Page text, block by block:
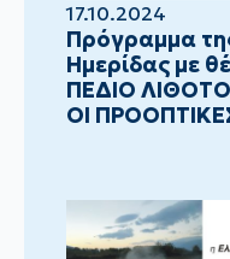
17.10.2024
Πρόγραμμα
Ημερίδας με
ΠΕΔΙΟ
ΟΙ